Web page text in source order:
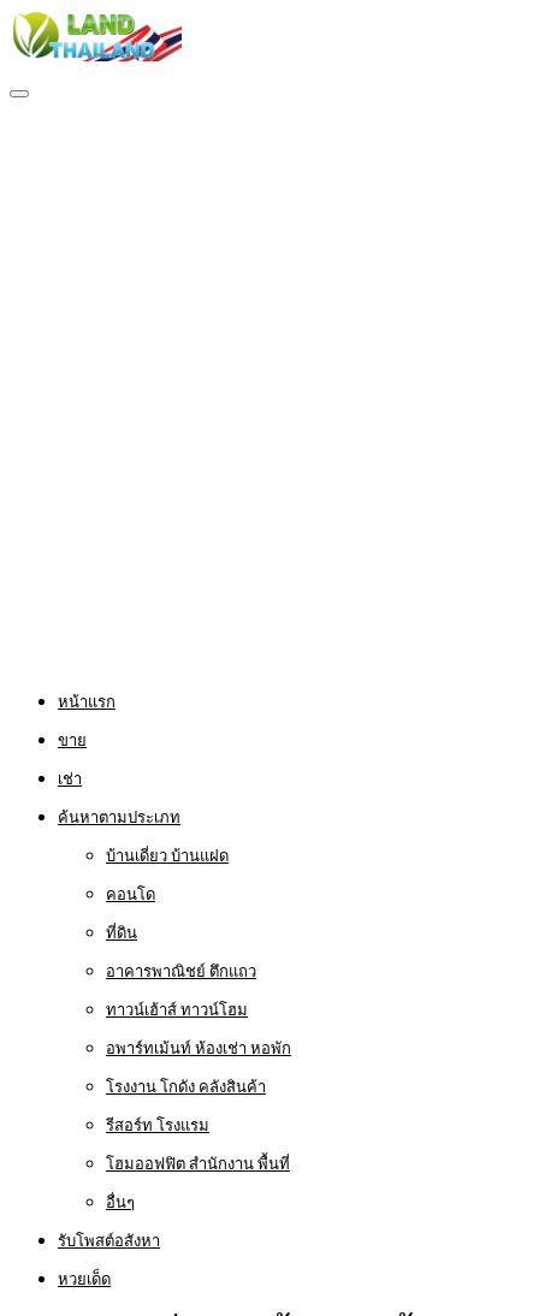
หน้าแรก
ขาย
เช่า
ค้นหาตามประเภท
บ้านเดี่ยว บ้านแฝด
คอนโด
ที่ดิน
อาคารพาณิชย์ ตึกแถว
ทาวน์เฮ้าส์ ทาวน์โฮม
อพาร์ทเม้นท์ ห้องเช่า หอพัก
โรงงาน โกดัง คลังสินค้า
รีสอร์ท โรงแรม
โฮมออฟฟิต สำนักงาน พื้นที่
อื่นๆ
รับโพสต์อสังหา
หวยเด็ด